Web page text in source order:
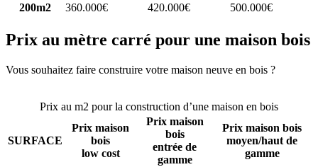
200m2
360.000€ 420.000€ 500.000€
Prix au mètre carré pour une maison bois
Vous souhaitez faire construire votre maison neuve en bois ?
Prix au m2 pour la construction d’une maison en bois
SURFACE
Prix maison
bois
low cost
Prix maison
bois
entrée de
gamme
Prix maison bois
moyen/haut de
gamme